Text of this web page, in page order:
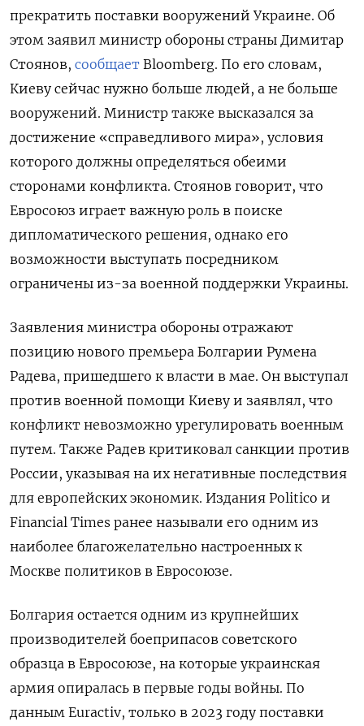
прекратить поставки вооружений Украине. Об
этом заявил министр обороны страны Димитар
Стоянов, сообщает Bloomberg. По его словам,
Киеву сейчас нужно больше людей, а не больше
вооружений. Министр также высказался за
достижение «справедливого мира», условия
которого должны определяться обеими
сторонами конфликта. Стоянов говорит, что
Евросоюз играет важную роль в поиске
дипломатического решения, однако его
возможности выступать посредником
ограничены из-за военной поддержки Украины.
Заявления министра обороны отражают
позицию нового премьера Болгарии Румена
Радева, пришедшего к власти в мае. Он выступал
против военной помощи Киеву и заявлял, что
конфликт невозможно урегулировать военным
путем. Также Радев критиковал санкции против
России, указывая на их негативные последствия
для европейских экономик. Издания Politico и
Financial Times ранее называли его одним из
наиболее благожелательно настроенных к
Москве политиков в Евросоюзе.
Болгария остается одним из крупнейших
производителей боеприпасов советского
образца в Евросоюзе, на которые украинская
армия опиралась в первые годы войны. По
данным Euractiv, только в 2023 году поставки